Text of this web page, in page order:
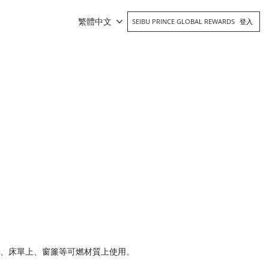
繁體中文 SEIBU PRINCE GLOBAL REWARDS 登入
單上、窗簾等可燃材質上使用。